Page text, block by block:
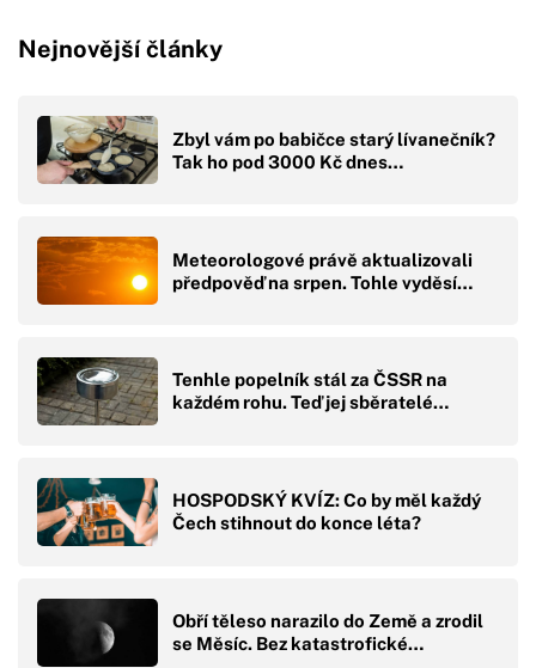
Nejnovější články
Zbyl vám po babičce starý lívanečník?
Tak ho pod 3000 Kč dnes…
Meteorologové právě aktualizovali
předpověď na srpen. Tohle vyděsí…
Tenhle popelník stál za ČSSR na
každém rohu. Teď jej sběratelé…
HOSPODSKÝ KVÍZ: Co by měl každý
Čech stihnout do konce léta?
Obří těleso narazilo do Země a zrodil
se Měsíc. Bez katastrofické…